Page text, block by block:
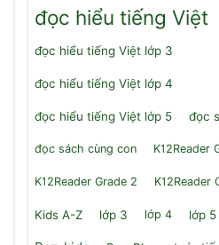
đọc hiểu tiếng Việt
đọc hiểu tiếng Việt lớp 3
đọc hiểu tiếng Việt lớp 4
đọc hiểu tiếng Việt lớp 5 đọc
đọc sách cùng con K12Reader
K12Reader Grade 2 K12Reader
Kids A-Z lớp 3 lớp 4 lớp 5